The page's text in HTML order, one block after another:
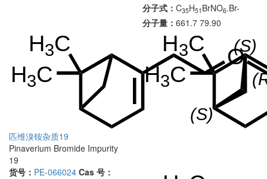
分子式： C35H51 BrNO6.Br-
分子量： 661.7 79.90
匹维溴铵杂质19
Pinaverium Bromide Impurity
19
货号： PE-066024 Cas 号：